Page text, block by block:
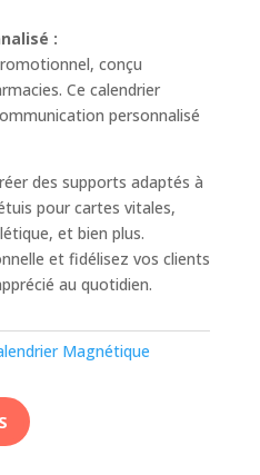
:
conçu
Ce calendrier
personnalisé
des supports adaptés à
pour cartes vitales,
et bien plus.
et fidélisez vos clients
au quotidien.
Magnétique